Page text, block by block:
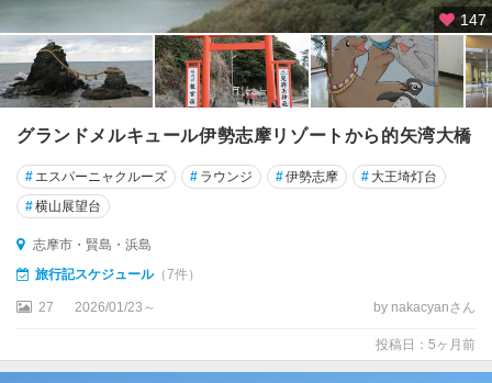
147
グランドメルキュール伊勢志摩リゾートから的矢湾大橋
# エスパーニャクルーズ # ラウンジ #伊勢志摩 # 大王埼灯台
#横山展望台
志摩市・賢島・浜島
旅行記スケジュール（7件）
27 2026/01/23～ by nakacyanさん
投稿日：5ヶ月前